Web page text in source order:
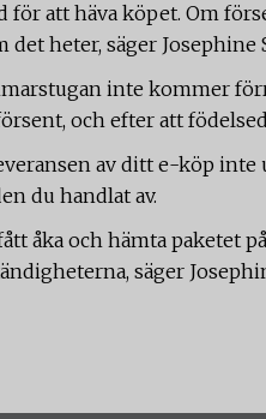
för att häva köpet. Om
heter, säger Josephine
inte kommer
och efter att
av ditt e-köp inte
du handlat av.
åka och hämta paketet
säger